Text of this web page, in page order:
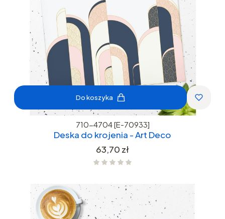
Do koszyka
710-4704 [E-70933]
Deska do krojenia - Art Deco
Cena
63,70 zł